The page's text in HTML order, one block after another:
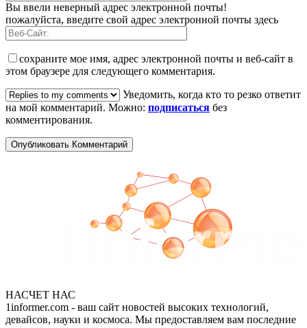
Вы ввели неверный адрес электронной почты!
пожалуйста, введите свой адрес электронной почты здесь
сохраните мое имя, адрес электронной почты и веб-сайт в
этом браузере для следующего комментария.
Уведомить, когда кто то резко ответит
на мой комментарий. Можно: подписаться без
комментирования.
НАСЧЕТ НАС
1informer.com - ваш сайт новостей высоких технологий,
девайсов, науки и космоса. Мы предоставляем вам последние